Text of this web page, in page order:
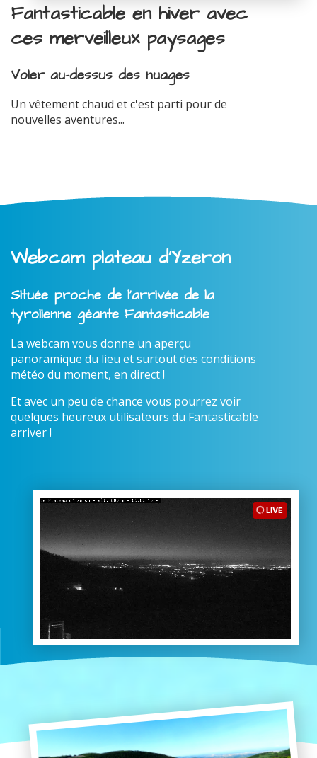
Fantasticable en hiver avec
ces merveilleux paysages
Voler au-dessus des nuages
Un vêtement chaud et c'est parti pour de
nouvelles aventures...
Webcam plateau d'Yzeron
Située proche de l'arrivée de la
tyrolienne géante Fantasticable
La webcam vous donne un aperçu
panoramique du lieu et surtout des conditions
météo du moment, en direct !
Et avec un peu de chance vous pourrez voir
quelques heureux utilisateurs du Fantasticable
arriver !